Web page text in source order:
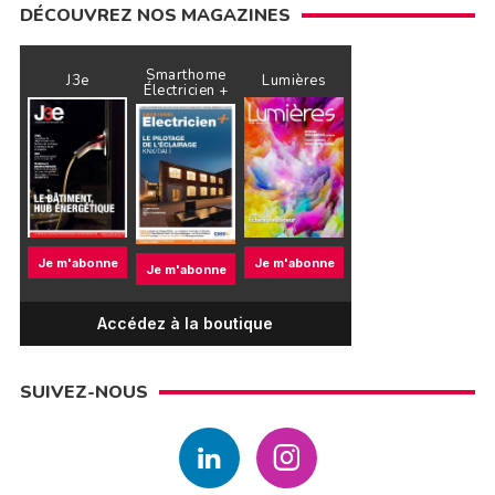
DÉCOUVREZ NOS MAGAZINES
J3e
Je m'abonne
Smarthome
Électricien +
Je m'abonne
Lumières
Je m'abonne
Accédez à la boutique
SUIVEZ-NOUS